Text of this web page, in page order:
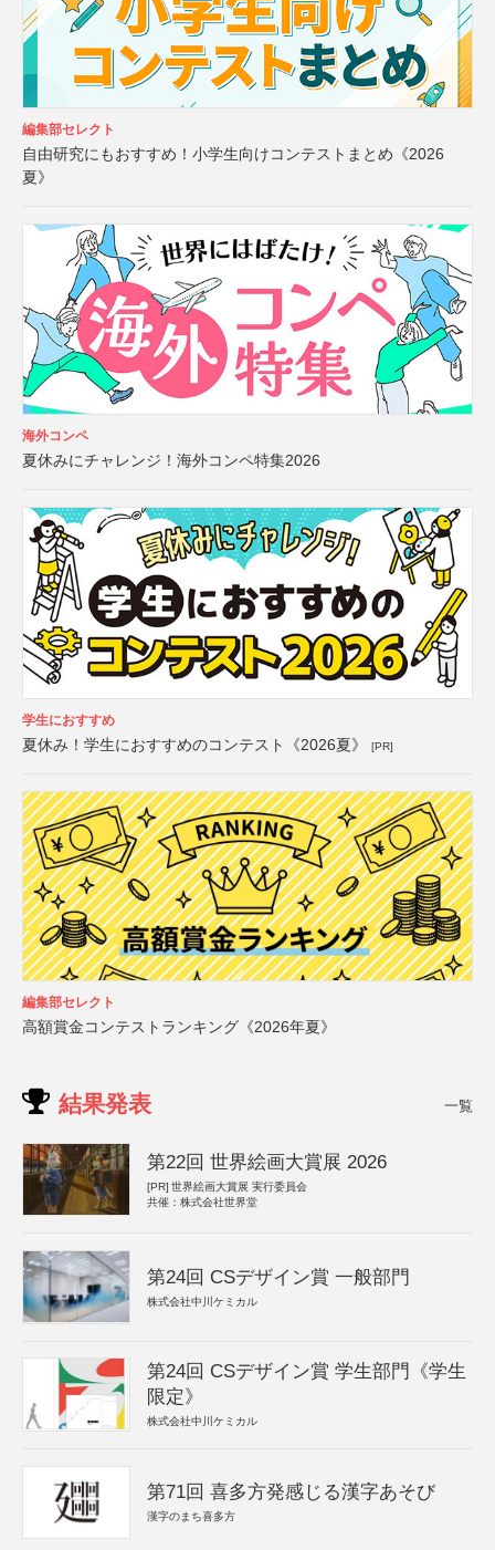
編集部セレクト
自由研究にもおすすめ！小学生向けコンテストまとめ《2026
夏》
海外コンペ
夏休みにチャレンジ！海外コンペ特集2026
学生におすすめ
夏休み！学生におすすめのコンテスト《2026夏》 [PR]
編集部セレクト
高額賞金コンテストランキング《2026年夏》
結果発表 一覧
第22回 世界絵画大賞展 2026
[PR] 世界絵画大賞展 実行委員会
共催：株式会社世界堂
第24回 CSデザイン賞 一般部門
株式会社中川ケミカル
第24回 CSデザイン賞 学生部門《学生
限定》
株式会社中川ケミカル
第71回 喜多方発感じる漢字あそび
漢字のまち喜多方